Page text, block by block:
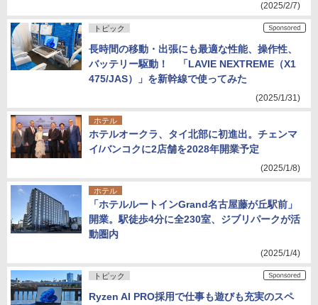
(2025/2/7)
トピック
長時間の移動・出張にも最適な性能、操作性、
バッテリー駆動！ 「LAVIE NEXTREME（X1
475/JAS）」を新幹線で使ってみた
(2025/1/31)
ホテル
ホテルオークラ、タイ北部に初進出。チェンマ
イ/バンコクに2店舗を2028年開業予定
(2025/1/8)
ホテル
「ホテルルートインGrand名古屋藤が丘駅前」
開業。駅徒歩4分に全230室、ジブリパークが活
動圏内
(2025/1/4)
トピック
Ryzen AI PRO採用で仕事も遊びも充実のスペ